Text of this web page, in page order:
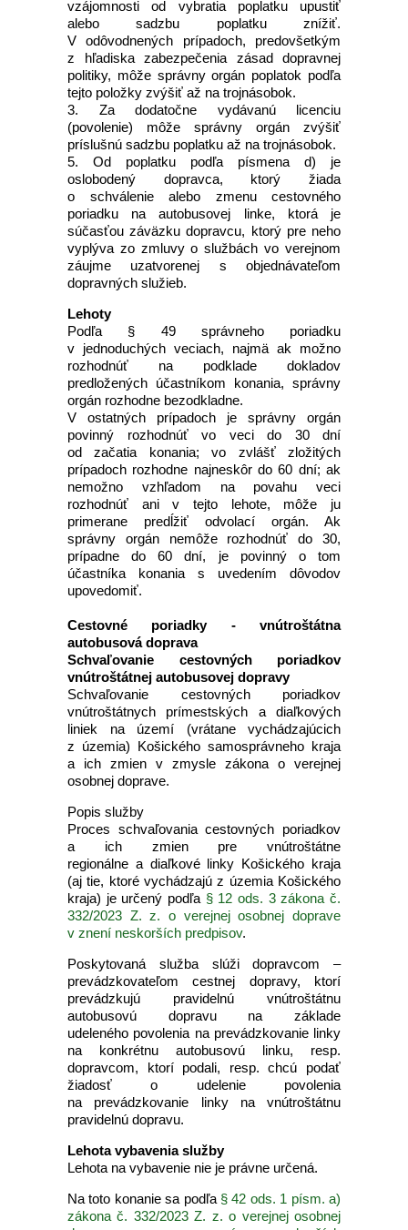
vzájomnosti od vybratia poplatku upustiť
alebo sadzbu poplatku znížiť.
V odôvodnených prípadoch, predovšetkým
z hľadiska zabezpečenia zásad dopravnej
politiky, môže správny orgán poplatok podľa
tejto položky zvýšiť až na trojnásobok.
3. Za dodatočne vydávanú licenciu
(povolenie) môže správny orgán zvýšiť
príslušnú sadzbu poplatku až na trojnásobok.
5. Od poplatku podľa písmena d) je
oslobodený dopravca, ktorý žiada
o schválenie alebo zmenu cestovného
poriadku na autobusovej linke, ktorá je
súčasťou záväzku dopravcu, ktorý pre neho
vyplýva zo zmluvy o službách vo verejnom
záujme uzatvorenej s objednávateľom
dopravných služieb.
Lehoty
Podľa § 49 správneho poriadku
v jednoduchých veciach, najmä ak možno
rozhodnúť na podklade dokladov
predložených účastníkom konania, správny
orgán rozhodne bezodkladne.
V ostatných prípadoch je správny orgán
povinný rozhodnúť vo veci do 30 dní
od začatia konania; vo zvlášť zložitých
prípadoch rozhodne najneskôr do 60 dní; ak
nemožno vzhľadom na povahu veci
rozhodnúť ani v tejto lehote, môže ju
primerane predĺžiť odvolací orgán. Ak
správny orgán nemôže rozhodnúť do 30,
prípadne do 60 dní, je povinný o tom
účastníka konania s uvedením dôvodov
upovedomiť.
Cestovné poriadky - vnútroštátna
autobusová doprava
Schvaľovanie cestovných poriadkov
vnútroštátnej autobusovej dopravy
Schvaľovanie cestovných poriadkov
vnútroštátnych prímestských a diaľkových
liniek na území (vrátane vychádzajúcich
z územia) Košického samosprávneho kraja
a ich zmien v zmysle zákona o verejnej
osobnej doprave.
Popis služby
Proces schvaľovania cestovných poriadkov
a ich zmien pre vnútroštátne
regionálne a diaľkové linky Košického kraja
(aj tie, ktoré vychádzajú z územia Košického
kraja) je určený podľa § 12 ods. 3 zákona č.
332/2023 Z. z. o verejnej osobnej doprave
v znení neskorších predpisov.
Poskytovaná služba slúži dopravcom –
prevádzkovateľom cestnej dopravy, ktorí
prevádzkujú pravidelnú vnútroštátnu
autobusovú dopravu na základe
udeleného povolenia na prevádzkovanie linky
na konkrétnu autobusovú linku, resp.
dopravcom, ktorí podali, resp. chcú podať
žiadosť o udelenie povolenia
na prevádzkovanie linky na vnútroštátnu
pravidelnú dopravu.
Lehota vybavenia služby
Lehota na vybavenie nie je právne určená.
Na toto konanie sa podľa § 42 ods. 1 písm. a)
zákona č. 332/2023 Z. z. o verejnej osobnej